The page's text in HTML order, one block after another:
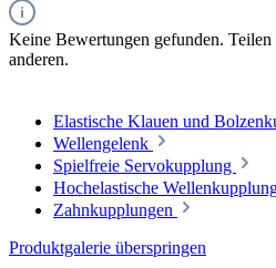
Keine Bewertungen gefunden.
anderen.
Elastische Klauen und
Wellengelenk
Spielfreie Servokupplung
Hochelastische
Zahnkupplungen
Produktgalerie überspringen